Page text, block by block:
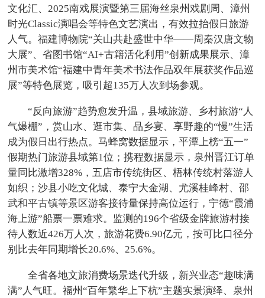
文化汇、2025南戏展演暨第三届海丝泉州戏剧周、漳州
时光Classic演唱会等特色文艺演出，有效拉抬假日旅游
人气。福建博物院“关山共赴盛世中华——周秦汉唐文物
大展”、省图书馆“AI+古籍活化利用”创新成果展示、漳
州市美术馆“福建中青年美术书法作品双年展获奖作品巡
展”等特色展览，吸引超135万人次到场参观。
“反向旅游”趋势愈发升温，县域旅游、乡村旅游“人
气爆棚”，赏山水、逛市集、品乡宴、享野趣的“慢”生活
成为假日出行热点。马蜂窝数据显示，平潭上榜“五一”
假期热门旅游县域第1位；携程数据显示，泉州晋江订单
量同比激增328%，五店市传统街区、梧林传统村落游人
如织；沙县小吃文化城、泰宁大金湖、尤溪桂峰村、邵
武和平古镇等景区游客接待量保持高位运行，宁德“霞浦
海上游”船票一票难求。监测的196个省级金牌旅游村接
待人数近426万人次，旅游花费6.90亿元，按可比口径分
别比去年同期增长20.6%、25.6%。
全省各地文旅消费场景迭代升级，新兴业态“趣味满
满”人气旺。福州“百年繁华上下杭”主题实景演绎、泉州